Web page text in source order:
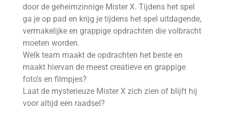
door de geheimzinnige Mister X. Tijdens het spel
ga je op pad en krijg je tijdens het spel uitdagende,
vermakelijke en grappige opdrachten die volbracht
moeten worden.
Welk team maakt de opdrachten het beste en
maakt hiervan de meest creatieve en grappige
foto’s en filmpjes?
Laat de mysterieuze Mister X zich zien of blijft hij
voor altijd een raadsel?